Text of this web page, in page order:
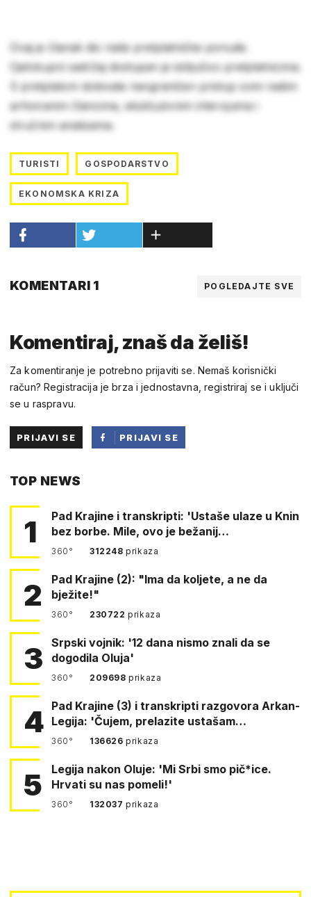
Ovaj je članak dio naše pretplatničke ponude.
Cjelokupni sadržaj dostupan je isključivo pretplatnicima.
S pretplatom dobivate neograničen pristup svim našim
arhiviranim člancima, ekskluzivnim intervjuima i
stručnim analizama.
TURISTI GOSPODARSTVO
EKONOMSKA KRIZA
KOMENTARI 1 POGLEDAJTE SVE
Komentiraj, znaš da želiš!
Za komentiranje je potrebno prijaviti se. Nemaš korisnički
račun? Registracija je brza i jednostavna, registriraj se i uključi
se u raspravu.
PRIJAVI SE
PRIJAVI SE
TOP NEWS
1
Pad Krajine i transkripti: 'Ustaše ulaze u Knin
bez borbe. Mile, ovo je bežanij…
360° 312248prikaza
2
Pad Krajine (2): "Ima da koljete, a ne da
bježite!"
360° 230722prikaza
3
Srpski vojnik: '12 dana nismo znali da se
dogodila Oluja'
360° 209698prikaza
4 Pad Krajine (3) i transkripti razgovora Arkan-
Legija: 'Čujem, prelazite ustašam…
360° 136626prikaza
5
Legija nakon Oluje: 'Mi Srbi smo pič*ice.
Hrvati su nas pomeli!'
360° 132037prikaza